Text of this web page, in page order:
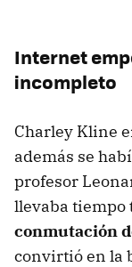
Internet
incompleto
Charley Kline
además se
profesor
llevaba tiempo
conmutación
convirtió en la